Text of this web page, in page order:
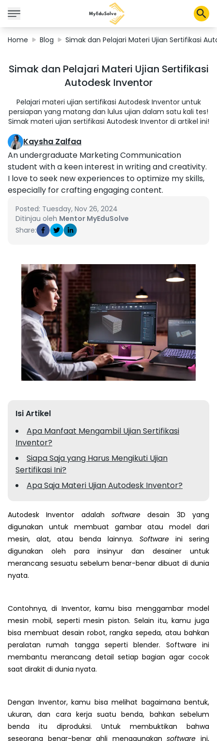
Solusi Perusahaan
Tentang Kami
Shop
Keranjang Saya
Profil
Home Blog Simak dan Pelajari Materi Ujian Sertifikasi
Simak dan Pelajari Materi Ujian Sertifikasi
Autodesk Inventor
Pelajari materi ujian sertifikasi Autodesk Inventor untuk
persiapan yang matang dan lulus ujian dalam satu kali tes!
Simak materi ujian sertifikasi Autodesk Inventor di artikel ini!
Kaysha Zalfaa
An undergraduate Marketing Communication
student with a keen interest in writing and creativity.
I love to seek new experiences to optimize my skills,
especially for crafting engaging content.
Posted: Tuesday, Nov 26, 2024
Ditinjau oleh Mentor MyEduSolve
Share:
Isi Artikel
Apa Manfaat Mengambil Ujian Sertifikasi
Inventor?
Siapa Saja yang Harus Mengikuti Ujian
Sertifikasi Ini?
Apa Saja Materi Ujian Autodesk Inventor?
Autodesk Inventor adalah softwaredesain 3D yang
digunakan untuk membuat gambar atau model dari
mesin, alat, atau benda lainnya. Software ini sering
digunakan oleh para insinyur dan desainer untuk
merancang sesuatu sebelum benar-benar dibuat di dunia
nyata.
Contohnya, di Inventor, kamu bisa menggambar model
mesin mobil, seperti mesin piston. Selain itu, kamu juga
bisa membuat desain robot, rangka sepeda, atau bahkan
peralatan rumah tangga seperti blender. Software ini
membantu merancang detail setiap bagian agar cocok
saat dirakit di dunia nyata.
Dengan Inventor, kamu bisa melihat bagaimana bentuk,
ukuran, dan cara kerja suatu benda, bahkan sebelum
benda itu diproduksi. Untuk membuktikan bahwa
seseorang benar-benar ahli menggunakansoftwareini,